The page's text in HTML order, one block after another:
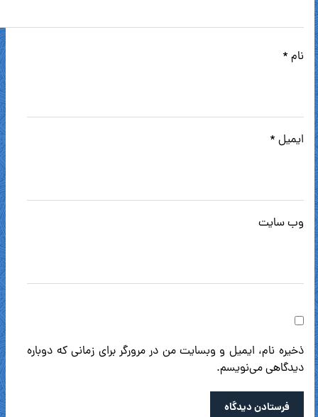
نام *
ایمیل *
وب‌ سایت
ذخیره نام، ایمیل و وبسایت من در مرورگر برای زمانی که دوباره
دیدگاهی می‌نویسم.
فرستادن دیدگاه